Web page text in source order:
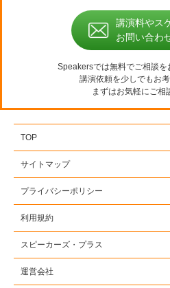
講演料やス
お問い合わ
Speakersでは無料でご相談を
講演依頼を少しでもお考
まずはお気軽にご相
TOP
サイトマップ
プライバシーポリシー
利用規約
スピーカーズ・プラス
運営会社